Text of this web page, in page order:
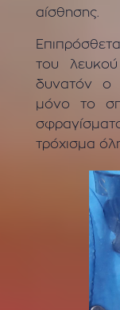
αίσθησης.
του λευκού
δυνατόν ο
μόνο το
τρόχισμα